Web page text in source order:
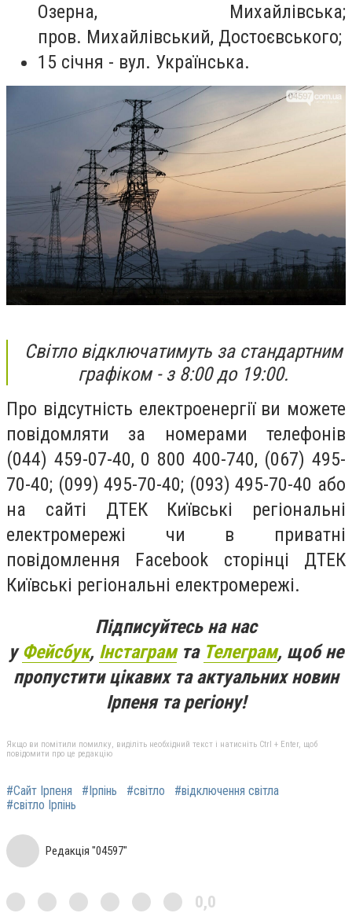
Озерна, Михайлівська;
пров. Михайлівський, Достоєвського;
15 січня - вул. Українська.
Світло відключатимуть за стандартним
графіком - з 8:00 до 19:00.
Про відсутність електроенергії ви можете
повідомляти за номерами телефонів
(044) 459-07-40, 0 800 400-740, (067) 495-
70-40; (099) 495-70-40; (093) 495-70-40 або
на сайті ДТЕК Київські регіональні
електромережі чи в приватні
повідомлення Facebook сторінці ДТЕК
Київські регіональні електромережі.
Підписуйтесь на нас
уФейсбук, Інстаграмта Телеграм, щоб не
пропустити цікавих та актуальних новин
Ірпеня та регіону!
Якщо ви помітили помилку, виділіть необхідний текст і натисніть Ctrl + Enter, щоб
повідомити про це редакцію
#Сайт Ірпеня #Ірпінь #світло
#відключення світла
#світло Ірпінь
Редакція "04597"
0,0